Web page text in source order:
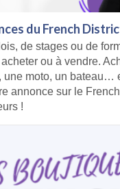
du French
de stages ou de
ou à vendre.
une moto, un bateau…
annonce sur le
!